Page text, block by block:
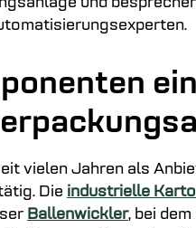
vielen Jahren als
Die industrielle
Ballenwickler, bei